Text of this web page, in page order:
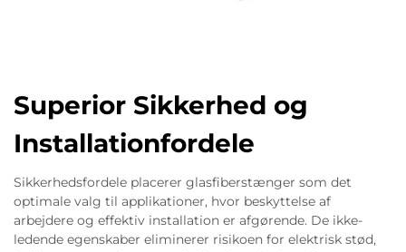
Superior Sikkerhed og
Installationfordele
Sikkerhedsfordele placerer glasfiberstænger som det
optimale valg til applikationer, hvor beskyttelse af
arbejdere og effektiv installation er afgørende. De ikke-
ledende egenskaber eliminerer risikoen for elektrisk stød,